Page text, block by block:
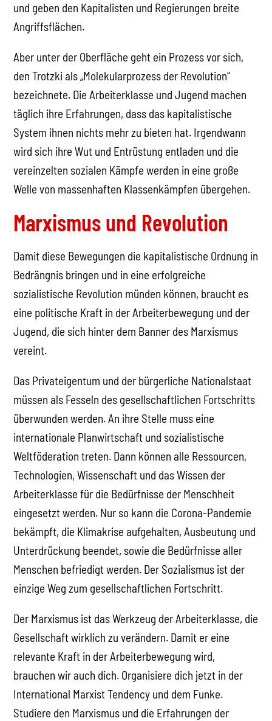
und geben den Kapitalisten und Regierungen breite
Angriffsflächen.
Aber unter der Oberfläche geht ein Prozess vor sich,
den Trotzki als „Molekularprozess der Revolution“
bezeichnete. Die Arbeiterklasse und Jugend machen
täglich ihre Erfahrungen, dass das kapitalistische
System ihnen nichts mehr zu bieten hat. Irgendwann
wird sich ihre Wut und Entrüstung entladen und die
vereinzelten sozialen Kämpfe werden in eine große
Welle von massenhaften Klassenkämpfen übergehen.
Marxismus und Revolution
Damit diese Bewegungen die kapitalistische Ordnung in
Bedrängnis bringen und in eine erfolgreiche
sozialistische Revolution münden können, braucht es
eine politische Kraft in der Arbeiterbewegung und der
Jugend, die sich hinter dem Banner des Marxismus
vereint.
Das Privateigentum und der bürgerliche Nationalstaat
müssen als Fesseln des gesellschaftlichen Fortschritts
überwunden werden. An ihre Stelle muss eine
internationale Planwirtschaft und sozialistische
Weltföderation treten. Dann können alle Ressourcen,
Technologien, Wissenschaft und das Wissen der
Arbeiterklasse für die Bedürfnisse der Menschheit
eingesetzt werden. Nur so kann die Corona-Pandemie
bekämpft, die Klimakrise aufgehalten, Ausbeutung und
Unterdrückung beendet, sowie die Bedürfnisse aller
Menschen befriedigt werden. Der Sozialismus ist der
einzige Weg zum gesellschaftlichen Fortschritt.
Der Marxismus ist das Werkzeug der Arbeiterklasse, die
Gesellschaft wirklich zu verändern. Damit er eine
relevante Kraft in der Arbeiterbewegung wird,
brauchen wir auch dich. Organisiere dich jetzt in der
International Marxist Tendency und dem Funke.
Studiere den Marxismus und die Erfahrungen der